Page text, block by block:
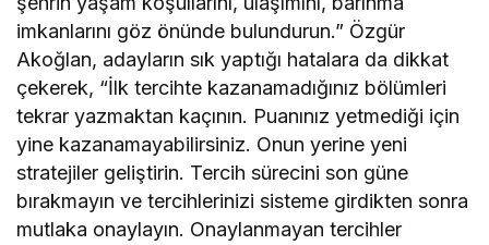
imkanlarını göz önünde bulundurun.” Özgür
Akoğlan, adayların sık yaptığı hatalara da dikkat
çekerek, “İlk tercihte kazanamadığınız bölümleri
tekrar yazmaktan kaçının. Puanınız yetmediği için
yine kazanamayabilirsiniz. Onun yerine yeni
stratejiler geliştirin. Tercih sürecini son güne
bırakmayın ve tercihlerinizi sisteme girdikten sonra
mutlaka onaylayın. Onaylanmayan tercihler